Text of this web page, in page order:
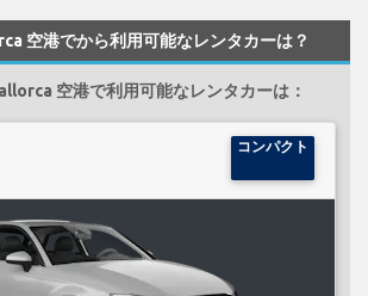
空港でから利用可能なレンタカーは？
空港で利用可能なレンタカーは：
コンパクト